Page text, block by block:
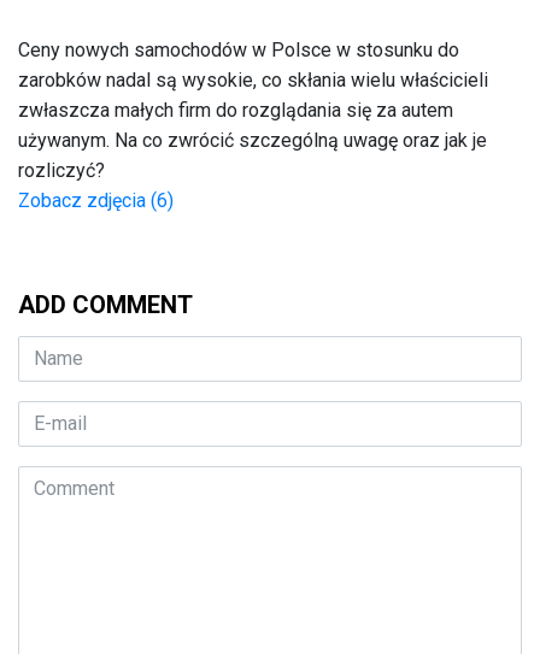
Ceny nowych samochodów w Polsce w stosunku do
zarobków nadal są wysokie, co skłania wielu właścicieli
zwłaszcza małych firm do rozglądania się za autem
używanym. Na co zwrócić szczególną uwagę oraz jak je
rozliczyć?
Zobacz zdjęcia (6)
ADD COMMENT